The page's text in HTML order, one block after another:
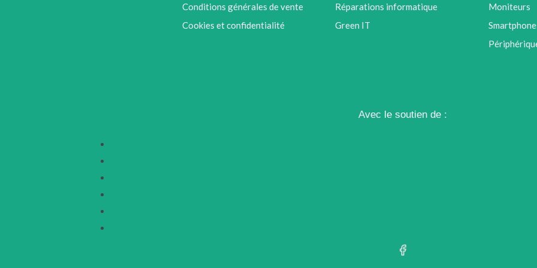
Conditions générales de vente
Cookies et confidentialité
Réparations informatique
Green IT
Moniteurs
Avec le soutien de :